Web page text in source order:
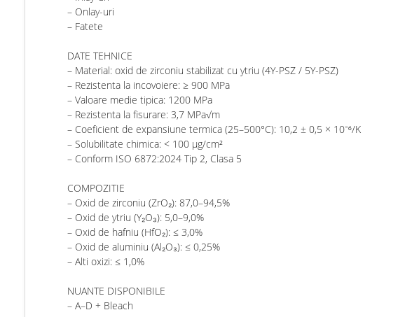
– Onlay-uri
– Fatete
DATE TEHNICE
– Material: oxid de zirconiu stabilizat cu ytriu (4Y-PSZ / 5Y-PSZ)
– Rezistenta la incovoiere: ≥ 900 MPa
– Valoare medie tipica: 1200 MPa
– Rezistenta la fisurare: 3,7 MPa√m
– Coeficient de expansiune termica (25–500°C): 10,2 ± 0,5 × 10⁻⁶/K
– Solubilitate chimica: < 100 μg/cm²
– Conform ISO 6872:2024 Tip 2, Clasa 5
COMPOZITIE
– Oxid de zirconiu (ZrO₂): 87,0–94,5%
– Oxid de ytriu (Y₂O₃): 5,0–9,0%
– Oxid de hafniu (HfO₂): ≤ 3,0%
– Oxid de aluminiu (Al₂O₃): ≤ 0,25%
– Alti oxizi: ≤ 1,0%
NUANTE DISPONIBILE
– A–D + Bleach